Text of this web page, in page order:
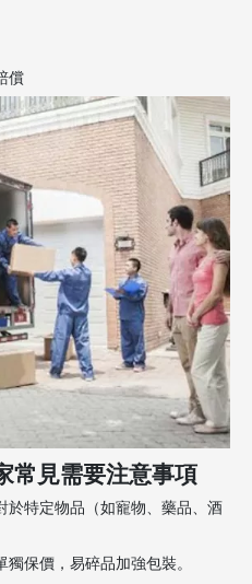
償
常見需要注意事項
於特定物品（如寵物、藥品、酒
保價，易碎品加強包裝。